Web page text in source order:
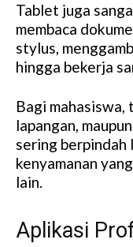
Tablet juga
membaca
stylus,
hingga bekerja
Bagi mahasiswa,
lapangan,
sering berpindah
kenyamanan
lain.
Aplikasi